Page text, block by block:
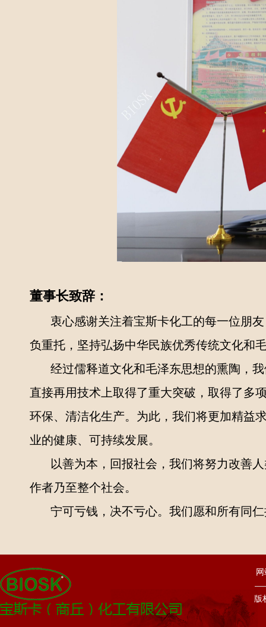
董事长致辞：
衷心感谢关注着宝斯卡化工的每一位朋友
负重托，坚持弘扬中华民族优秀传统文化和
经过儒释道文化和毛泽东思想的熏陶，我
直接再用技术上取得了重大突破，取得了多
环保、清洁化生产。为此，我们将更加精益
业的健康、可持续发展。
以善为本，回报社会，我们将努力改善人
作者乃至整个社会。
宁可亏钱，决不亏心。我们愿和所有同仁
版